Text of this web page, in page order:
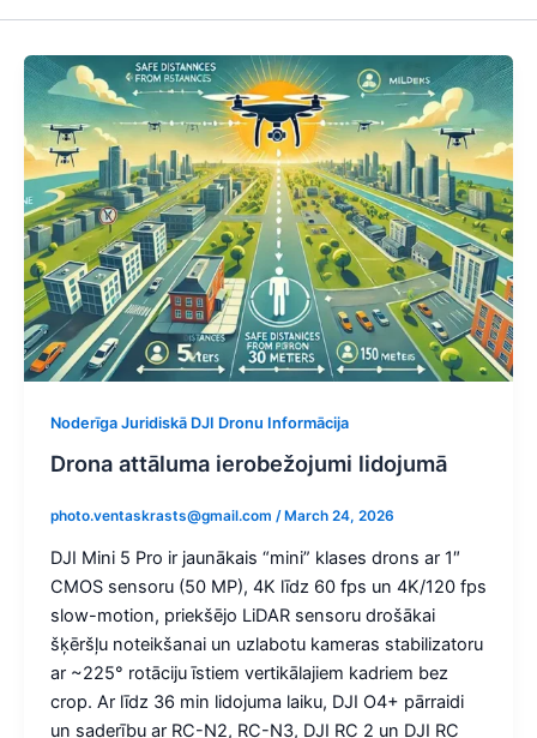
Noderīga Juridiskā DJI Dronu Informācija
Drona attāluma ierobežojumi lidojumā
photo.ventaskrasts@gmail.com / March 24, 2026
DJI Mini 5 Pro ir jaunākais “mini” klases drons ar 1″
CMOS sensoru (50 MP), 4K līdz 60 fps un 4K/120 fps
slow-motion, priekšējo LiDAR sensoru drošākai
šķēršļu noteikšanai un uzlabotu kameras stabilizatoru
ar ~225° rotāciju īstiem vertikālajiem kadriem bez
crop. Ar līdz 36 min lidojuma laiku, DJI O4+ pārraidi
un saderību ar RC-N2, RC-N3, DJI RC 2 un DJI RC